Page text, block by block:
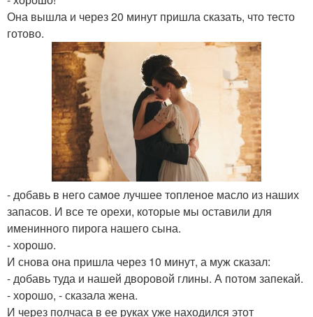
Она вышла и через 20 минут пришла сказать, что тесто
готово.
- добавь в него самое лучшее топленое масло из наших
запасов. И все те орехи, которые мы оставили для
именинного пирога нашего сына.
- хорошо.
И снова она пришла через 10 минут, а муж сказал:
- добавь туда и нашей дворовой глины. А потом запекай.
- хорошо, - сказала жена.
И через полчаса в ее руках уже находился этот